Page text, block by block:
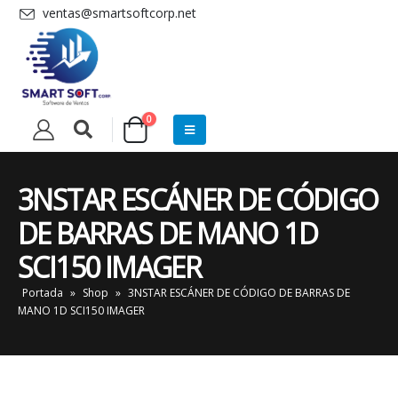
ventas@smartsoftcorp.net
0
3NSTAR ESCÁNER DE CÓDIGO
DE BARRAS DE MANO 1D
SCI150 IMAGER
Portada » Shop » 3NSTAR ESCÁNER DE CÓDIGO DE BARRAS DE
MANO 1D SCI150 IMAGER